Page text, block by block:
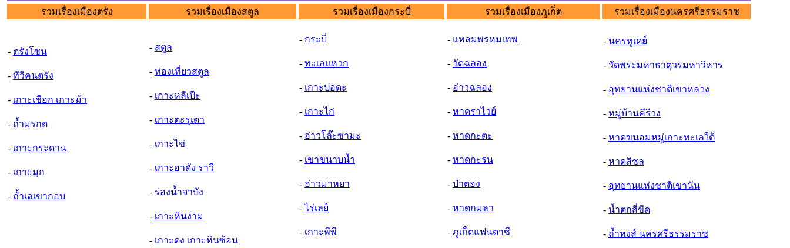
รวมเรื่องเมืองตรัง
รวมเรื่องเมืองสตูล รวมเรื่องเมืองกระบี่ รวมเรื่องเมืองภูเก็ต รวมเรื่องเมืองนครศรีธรรมราช
- ตรังโซน
- ทีวีคนตรัง
- เกาะเชือก เกาะม้า
- ถ้ำมรกต
- เกาะกระดาน
- เกาะมุก
- ถ้ำเลเขากอบ
- สตูล
- ท่องเที่ยวสตูล
- เกาะหลีเป๊ะ
- เกาะตะรุเตา
- เกาะไข่
- เกาะอาดัง ราวี
- ร่องน้ำจาบัง
- เกาะหินงาม
- เกาะดง เกาะหินซ้อน
- กระบี่
- ทะเลแหวก
- เกาะปอดะ
- เกาะไก่
- อ่าวโล๊ะซามะ
- เขาขนาบน้ำ
- อ่าวมาหยา
-ไร่เลย์
- เกาะพีพี
- แหลมพรหมเทพ
- วัดฉลอง
- อ่าวฉลอง
- หาดราไวย์
- หาดกะตะ
- หาดกะรน
- ป่าตอง
- หาดกมลา
- ภูเก็ตแฟนตาซี
- นครทูเดย์
- วัดพระมหาธาตุวรมหาวิหาร
- อุทยานแห่งชาติเขาหลวง
- หมู่บ้านคีรีวง
- หาดขนอมหมู่เกาะทะเลใต้
- หาดสิชล
- อุทยานแห่งชาติเขานัน
- น้ำตกสี่ขีด
- ถ้ำหงส์ นครศรีธรรมราช